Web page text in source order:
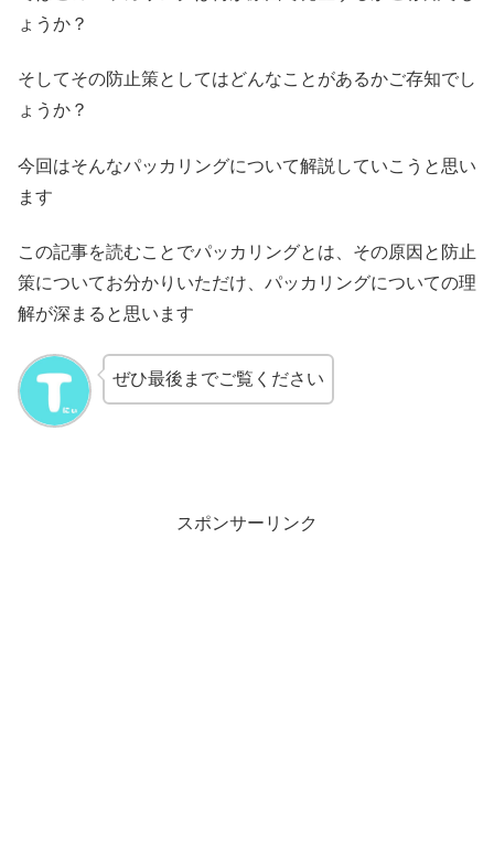
ょうか？
そしてその防止策としてはどんなことがあるかご存知でし
ょうか？
今回はそんなパッカリングについて解説していこうと思い
ます
この記事を読むことでパッカリングとは、その原因と防止
策についてお分かりいただけ、パッカリングについての理
解が深まると思います
ぜひ最後までご覧ください
スポンサーリンク